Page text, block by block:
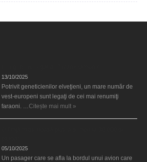
13/10/2025
Potrivit geneticienilor elveţieni, un mare număr de
vest-europeni sunt legaţi de cei mai renumiţi
faraoni. … Citește mai mult »
05/10/2025
Un pasager care se afla la bordul unui avion care